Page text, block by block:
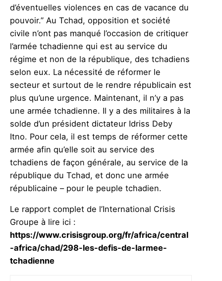
d’éventuelles violences en cas de vacance du
pouvoir.” Au Tchad, opposition et société
civile n’ont pas manqué l’occasion de critiquer
l’armée tchadienne qui est au service du
régime et non de la république, des tchadiens
selon eux. La nécessité de réformer le
secteur et surtout de le rendre républicain est
plus qu’une urgence. Maintenant, il n’y a pas
une armée tchadienne. Il y a des militaires à la
solde d’un président dictateur Idriss Deby
Itno. Pour cela, il est temps de réformer cette
armée afin qu’elle soit au service des
tchadiens de façon générale, au service de la
république du Tchad, et donc une armée
républicaine – pour le peuple tchadien.
Le rapport complet de l’International Crisis
Groupe à lire ici :
https://www.crisisgroup.org/fr/africa/central
-africa/chad/298-les-defis-de-larmee-
tchadienne